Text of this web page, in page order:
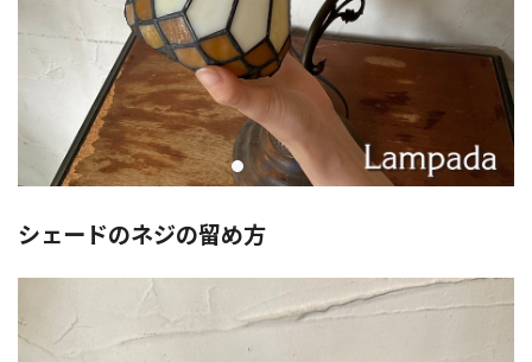
シェードのネジの留め方